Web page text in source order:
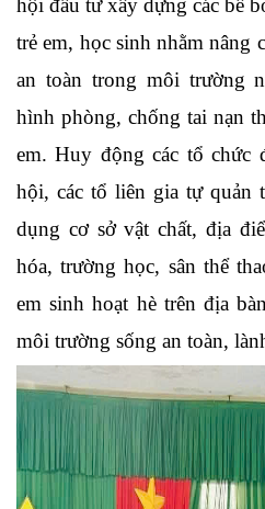
trẻ em, học sinh nhằm nâng
an toàn trong môi trường
hình phòng, chống tai nạn
em. Huy động các tổ chức
hội, các tổ liên gia tự quản
dụng cơ sở vật chất, địa
hóa, trường học, sân thể
em sinh hoạt hè trên địa
môi trường sống an toàn,